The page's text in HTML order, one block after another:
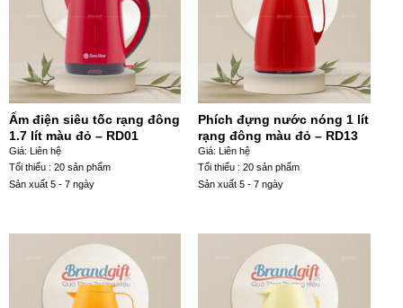
Ấm điện siêu tốc rạng đông
1.7 lít màu đỏ – RD01
Giá: Liên hệ
Tối thiểu : 20 sản phẩm
Sản xuất 5 - 7 ngày
Phích đựng nước nóng 1 lít
rạng đông màu đỏ – RD13
Giá: Liên hệ
Tối thiểu : 20 sản phẩm
Sản xuất 5 - 7 ngày